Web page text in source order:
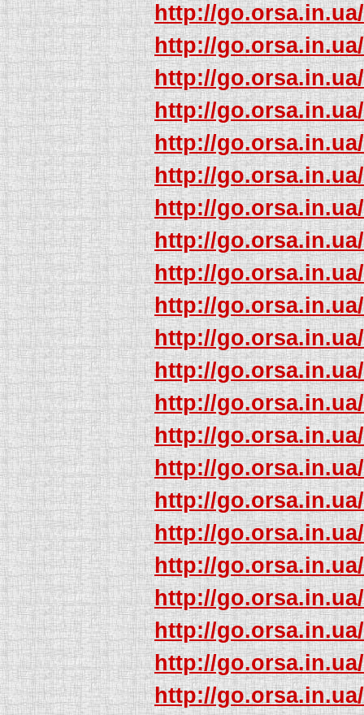
http://
http://
http://
http://
http://
http://
http://
http://
http://
http://
http://
http://
http://
http://
http://
http://
http://
http://
http://
http://
http://
http://